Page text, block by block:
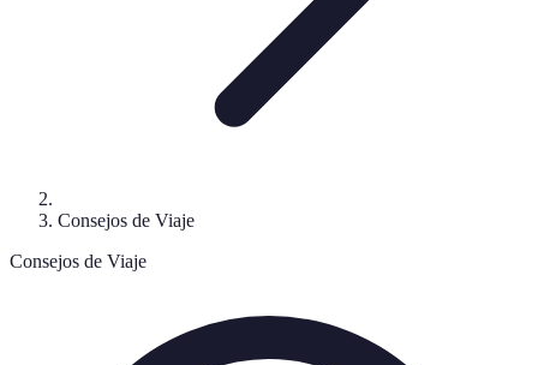
Consejos de Viaje
Consejos de Viaje